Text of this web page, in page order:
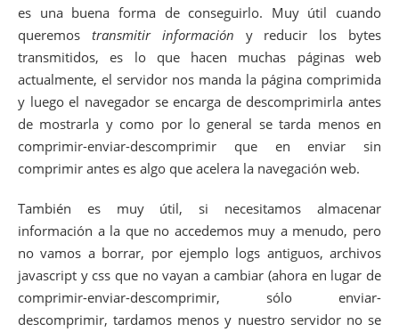
es una buena forma de conseguirlo. Muy útil cuando
queremos transmitir información y reducir los bytes
transmitidos, es lo que hacen muchas páginas web
actualmente, el servidor nos manda la página comprimida
y luego el navegador se encarga de descomprimirla antes
de mostrarla y como por lo general se tarda menos en
comprimir-enviar-descomprimir que en enviar sin
comprimir antes es algo que acelera la navegación web.
También es muy útil, si necesitamos almacenar
información a la que no accedemos muy a menudo, pero
no vamos a borrar, por ejemplo logs antiguos, archivos
javascript y css que no vayan a cambiar (ahora en lugar de
comprimir-enviar-descomprimir, sólo enviar-
descomprimir, tardamos menos y nuestro servidor no se